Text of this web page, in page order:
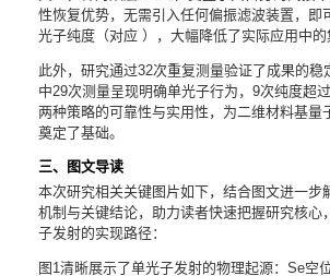
性恢复优势，无需引入任何偏振滤波装置，即
光子纯度（对应 ），大幅降低了实际应用中的
此外，研究通过32次重复测量验证了成果的稳
中29次测量呈现明确单光子行为，9次纯度超
两种策略的可靠性与实用性，为二维材料基量
奠定了基础。
三、图文导读
本次研究相关关键图片如下，结合图文进一步
机制与关键结论，助力读者快速把握研究核心
子发射的实现路径：
图1清晰展示了单光子发射的物理起源：Se空